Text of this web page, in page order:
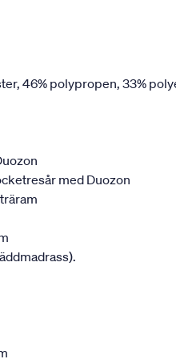
46% polypropen, 33%
med Duozon